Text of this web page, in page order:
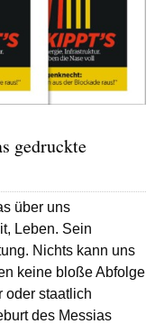
gedruckte
über uns
Leben. Sein
Nichts kann uns
keine bloße Abfolge
oder staatlich
des Messias